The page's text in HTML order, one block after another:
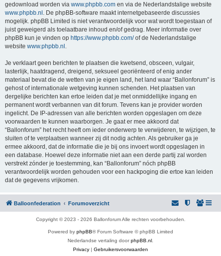
gedownload worden via www.phpbb.com en via de Nederlandstalige website
www.phpbb.nl . De phpBB-software maakt internetgebaseerde discussies
mogelijk. phpBB Limited is niet verantwoordelijk voor wat wordt toegestaan of
juist geweigerd als toelaatbare inhoud en/of gedrag. Meer informatie over
phpBB kun je vinden op https://www.phpbb.com/of de Nederlandstalige
website www.phpbb.nl .
Je verklaart geen berichten te plaatsen die kwetsend, obsceen, vulgair,
lasterlijk, haatdragend, dreigend, seksueel georiënteerd of enig ander
materiaal bevat die de wetten van je eigen land, het land waar “Ballonforum” is
gehost of internationale wetgeving kunnen schenden. Het plaatsen van
dergelijke berichten kan ertoe leiden dat je met onmiddellijke ingang en
permanent wordt verbannen van dit forum. Tevens kan je provider worden
ingelicht. De IP-adressen van alle berichten worden opgeslagen om deze
voorwaarden te kunnen waarborgen. Je gaat er mee akkoord dat
“Ballonforum” het recht heeft om ieder onderwerp te verwijderen, te wijzigen, te
sluiten of te verplaatsen wanneer zij dit nodig achten. Als gebruiker ga je
ermee akkoord, dat de informatie die je bij ons invoert wordt opgeslagen in
een database. Hoewel deze informatie niet aan een derde partij zal worden
verstrekt zónder je toestemming, kan “Ballonforum” nóch phpBB
verantwoordelijk worden gehouden voor een hackpoging die ertoe kan leiden
dat de gegevens vrijkomen.
Balloonfederation Forumoverzicht
Copyright © 2023 - 2026 Ballonforum Alle rechten voorbehouden.
Powered by phpBB® Forum Software © phpBB Limited
Nederlandse vertaling doorphpBB.nl
Privacy | Gebruikersvoorwaarden